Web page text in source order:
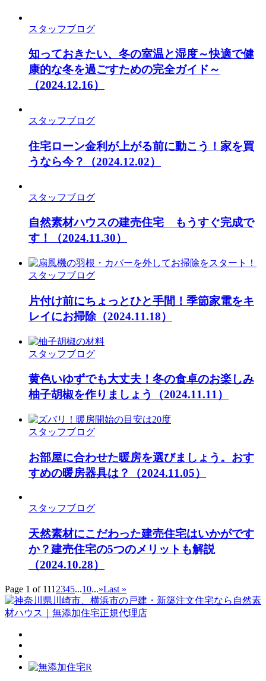
スタッフブログ
知っておきたい、冬の室温と湿度～快適で健
康的な冬を過ごすための完全ガイド～
（2024.12.16）
スタッフブログ
住宅ローン金利が上がる前に動こう！家を買
うなら今？
（2024.12.02）
スタッフブログ
自然素材ハウスの建売住宅 もうすぐ完成で
す！
（2024.11.30）
スタッフブログ
片付け前にちょっとひと手間！季節家電をキ
レイにお掃除（2024.11.18）
スタッフブログ
黄色いゆずでも大丈夫！冬の食卓のお楽しみ
柚子胡椒を作りましょう
（2024.11.11）
スタッフブログ
お部屋に合わせた暖房を選びましょう。おす
すめの暖房器具は？
（2024.11.05）
スタッフブログ
天然素材にこだわった建売住宅はいかがです
か？建売住宅の5つのメリットも解説
（2024.10.28）
Page 1 of 111 2345...10...»Last »